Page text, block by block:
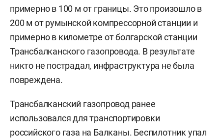
примерно в 100 м от границы. Это произошло в
200 м от румынской компрессорной станции и
примерно в километре от болгарской станции
Трансбалканского газопровода. В результате
никто не пострадал, инфраструктура не была
повреждена.
Трансбалканский газопровод ранее
использовался для транспортировки
российского газа на Балканы. Беспилотник упал